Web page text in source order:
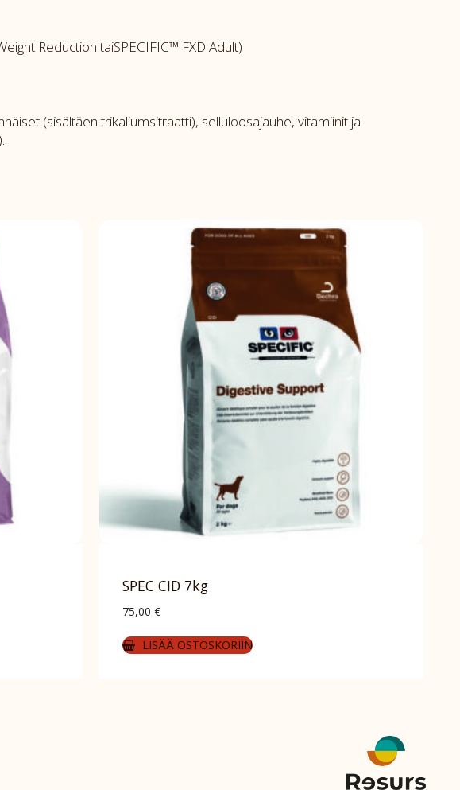
Reduction taiSPECIFIC™ FXD Adult)
(sisältäen trikaliumsitraatti), selluloosajauhe, vitamiinit ja
SPEC CID 7kg
75,00€
LISÄÄ OSTOSKORIIN